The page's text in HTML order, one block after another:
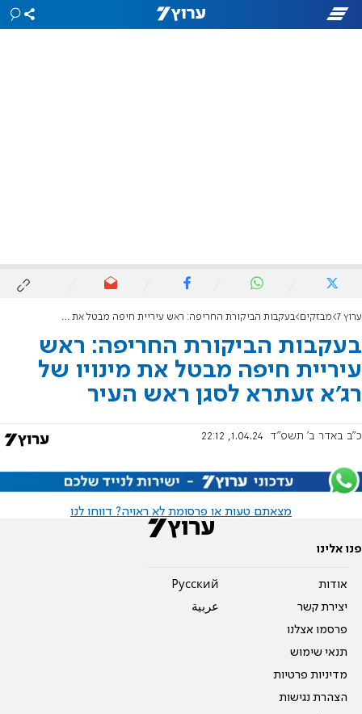
ערוץ 7 מבזקים בעקבות הביקורת החריפה: ראש עיריית חיפה מבטל את מינויו של רג'א זעתרא לסגן ראש העיר
בעקבות הביקורת החריפה: ראש
עיריית חיפה מבטל את מינויו של
רג'א זעתרא לסגן ראש העיר
כ"ב באדר ב׳ תשפ"ד 1.04.24, 22:12
מצאתם טעות או פרסומת לא ראויה? דווחו לנו
פנו אלינו
אודות
יצירת קשר
פרסמו אצלנו
תנאי שימוש
מדיניות פרטיות
הצהרת נגישות
Pусский
عربية